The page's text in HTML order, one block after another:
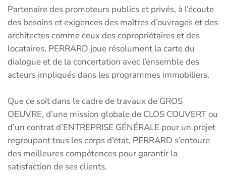
Partenaire des promoteurs publics et privés, à l’écoute
des besoins et exigences des maîtres d’ouvrages et des
architectes comme ceux des copropriétaires et des
locataires, PERRARD joue résolument la carte du
dialogue et de la concertation avec l’ensemble des
acteurs impliqués dans les programmes immobiliers.
Que ce soit dans le cadre de travaux de GROS
OEUVRE, d’une mission globale de CLOS COUVERT ou
d’un contrat d’ENTREPRISE GÉNÉRALE pour un projet
regroupant tous les corps d’état, PERRARD s’entoure
des meilleures compétences pour garantir la
satisfaction de ses clients.